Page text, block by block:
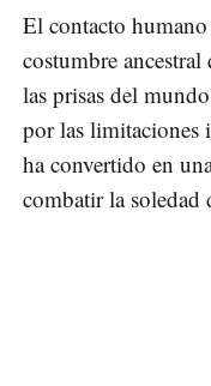
El contacto humano
costumbre
las prisas del
por las limitaciones
ha convertido en
combatir la soledad